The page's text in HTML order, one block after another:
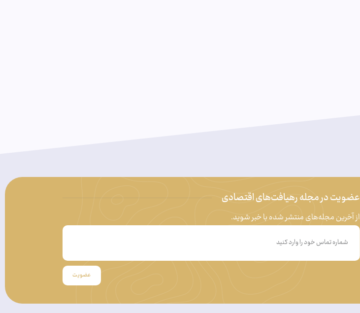
عضویت در مجله رهیافت‌های اقتصادی
از آخرین مجله‌های منتشر شده با خبر شوید.
عضویت